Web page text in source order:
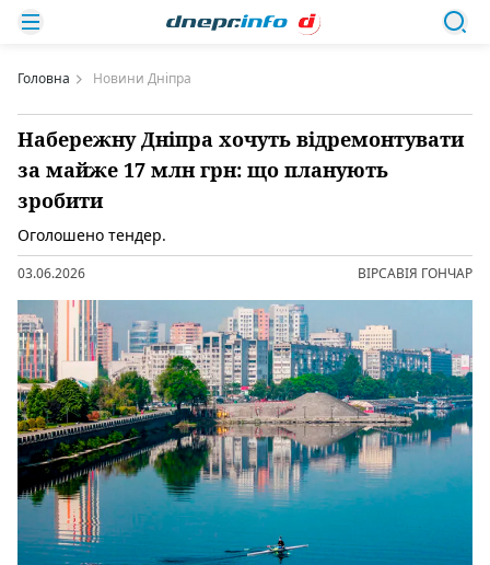
Головна Новини Дніпра
Набережну Дніпра хочуть відремонтувати
за майже 17 млн грн: що планують
зробити
Оголошено тендер.
03.06.2026 ВІРСАВІЯ ГОНЧАР